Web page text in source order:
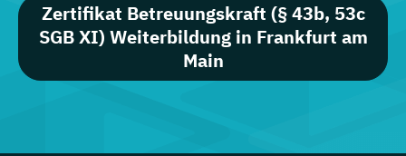
Zertifikat Betreuungskraft (§ 43b, 53c
SGB XI) Weiterbildung in Frankfurt am
Main